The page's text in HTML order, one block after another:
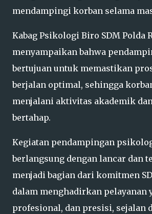
mendampingi korban selama
Kabag Psikologi Biro SDM Polda
menyampaikan bahwa
bertujuan untuk memastikan
berjalan optimal, sehingga
menjalani aktivitas akademik
bertahap.
Kegiatan pendampingan
berlangsung dengan lancar dan
menjadi bagian dari komitmen
dalam menghadirkan pelayanan
profesional, dan presisi, sejalan